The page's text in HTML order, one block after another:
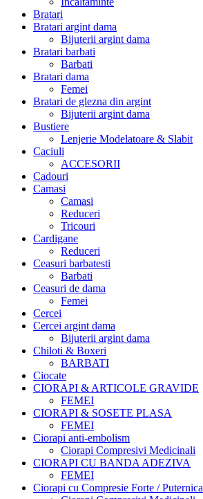
Bratari
Bratari argint dama
Bijuterii argint dama
Bratari barbati
Barbati
Bratari dama
Femei
Bratari de glezna din argint
Bijuterii argint dama
Bustiere
Lenjerie Modelatoare & Slabit
Caciuli
ACCESORII
Cadouri
Camasi
Camasi
Reduceri
Tricouri
Cardigane
Reduceri
Ceasuri barbatesti
Barbati
Ceasuri de dama
Femei
Cercei
Cercei argint dama
Bijuterii argint dama
Chiloti & Boxeri
BARBATI
Ciocate
CIORAPI & ARTICOLE GRAVIDE
FEMEI
CIORAPI & SOSETE PLASA
FEMEI
Ciorapi anti-embolism
Ciorapi Compresivi Medicinali
CIORAPI CU BANDA ADEZIVA
FEMEI
Ciorapi cu Compresie Forte /